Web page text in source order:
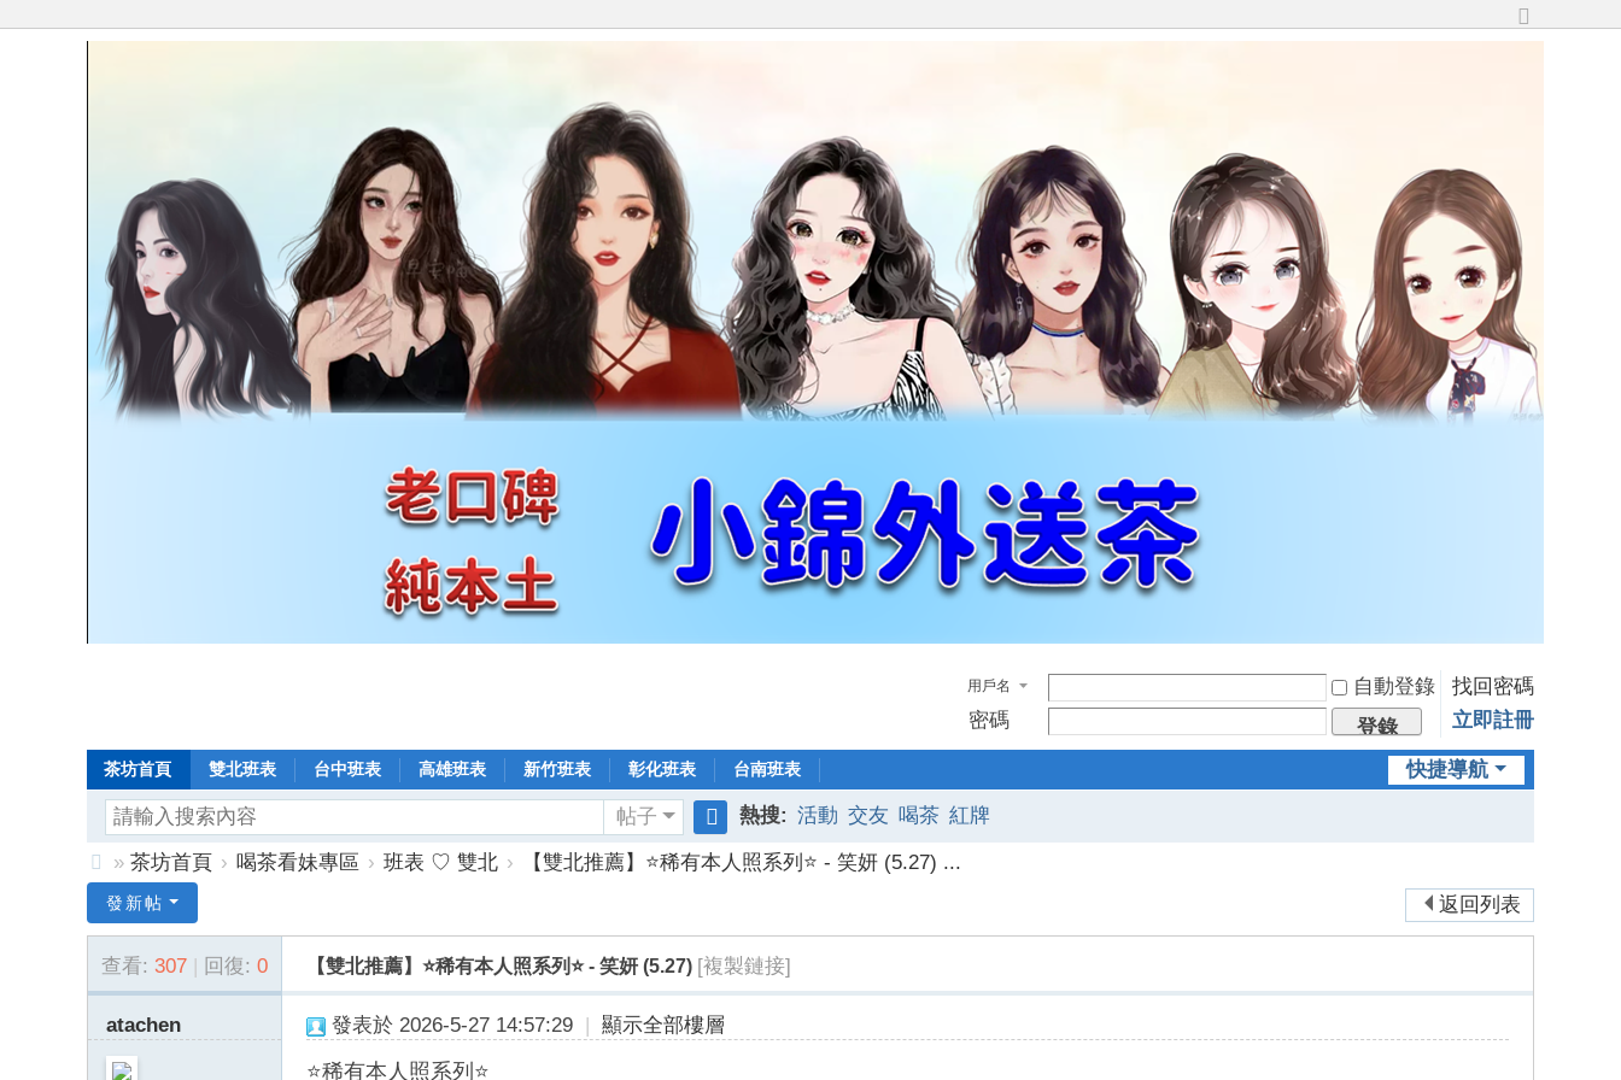
切
用戶名 自動登錄
找回密碼
密碼
登錄 立即註冊
快捷導航
茶坊首頁 雙北班表 台中班表 高雄班表 新竹班表 彰化班表 台南班表
帖子
搜
熱搜: 活動 交友 喝茶 紅牌
年
老
口
碑
» 茶坊首頁 › 喝茶看妹專區 › 班表 ♡ 雙北 ›
【雙北推薦】⭐稀有本人照系列⭐ - 笑妍 (5.27) ...
返回列表
發新帖
查看: 307 | 回復: 0 【雙北推薦】⭐稀有本人照系列⭐ - 笑妍 (5.27) [複製鏈接]
atachen 發表於 2026-5-27 14:57:29 | 顯示全部樓層
⭐稀有本人照系列⭐